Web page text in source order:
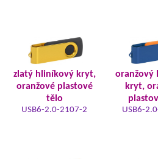
zlatý hliníkový kryt,
oranžové plastové
tělo
USB6-2.0-2107-2
oranžový
kryt,
USB6-